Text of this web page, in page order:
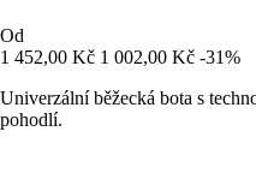
Od
1 452,00 Kč 1 002,00 Kč -31%
Univerzální běžecká bota s
pohodlí.